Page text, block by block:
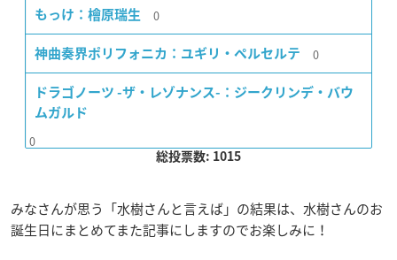
もっけ：檜原瑞生 0
神曲奏界ポリフォニカ：ユギリ・ペルセルテ 0
ドラゴノーツ -ザ・レゾナンス-：ジークリンデ・バウ
ムガルド
0
総投票数: 1015
みなさんが思う「水樹さんと言えば」の結果は、水樹さんのお
誕生日にまとめてまた記事にしますのでお楽しみに！